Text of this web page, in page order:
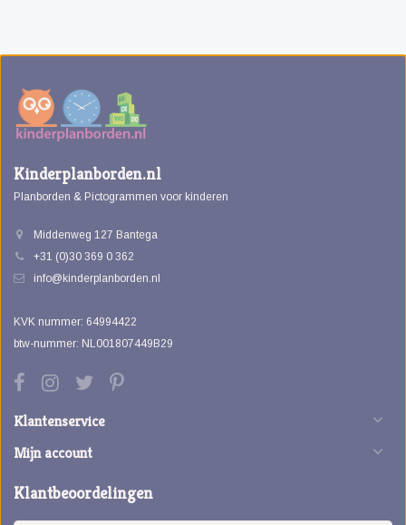
Kinderplanborden.nl
Planborden & Pictogrammen voor kinderen
Middenweg 127 Bantega
+31 (0)30 369 0 362
info@kinderplanborden.nl
KVK nummer: 64994422
btw-nummer: NL001807449B29
Klantenservice
Mijn account
Klantbeoordelingen